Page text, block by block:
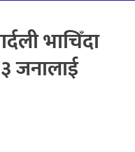
भाचिँदा
जनालाई